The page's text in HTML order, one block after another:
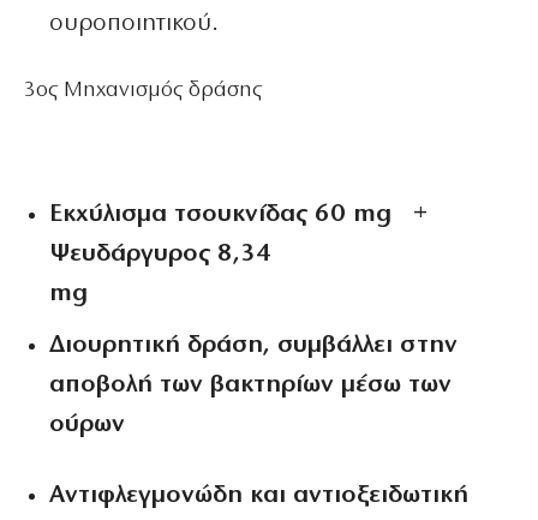
ουροποιητικού.
3οςΜηχανισμός δράσης
Εκχύλισμα τσουκνίδας 60 mg +
Ψευδάργυρος 8,34
mg
Διουρητική δράση, συμβάλλει στην
αποβολή των βακτηρίων μέσω των
ούρων
Αντιφλεγμονώδη και αντιοξειδωτική